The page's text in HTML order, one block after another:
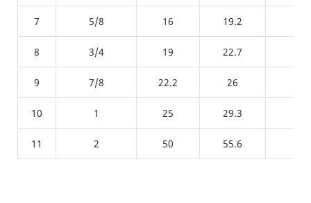
7 5/8 16 19.2
8 3/4 19 22.7
9 7/8 22.2 26
10 1 25 29.3
11 2 50 55.6